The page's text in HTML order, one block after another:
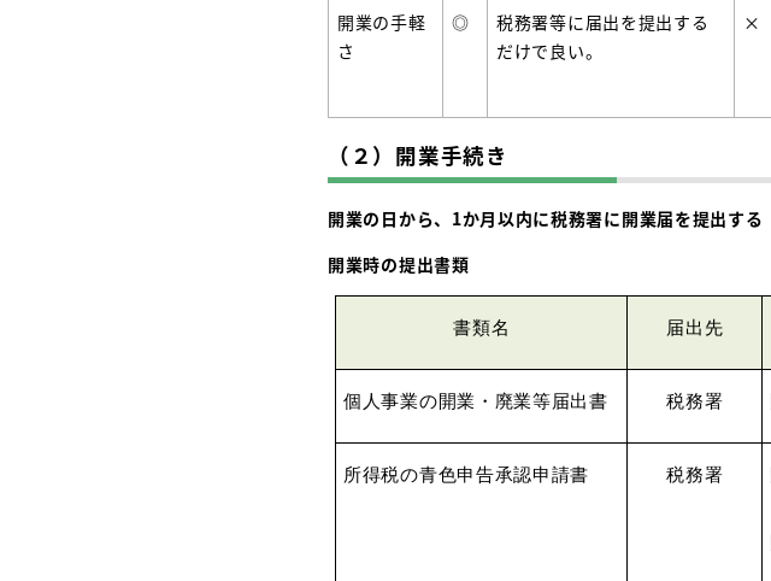
開業の手軽
さ
◎
税務署等に届出を提出する
だけで良い。
×
（２）開業手続き
開業の日から、1か月以内に税務署に開業届を提出する
開業時の提出書類
書類名 届出先
個人事業の開業・廃業等届出書 税務署
所得税の青色申告承認申請書 税務署